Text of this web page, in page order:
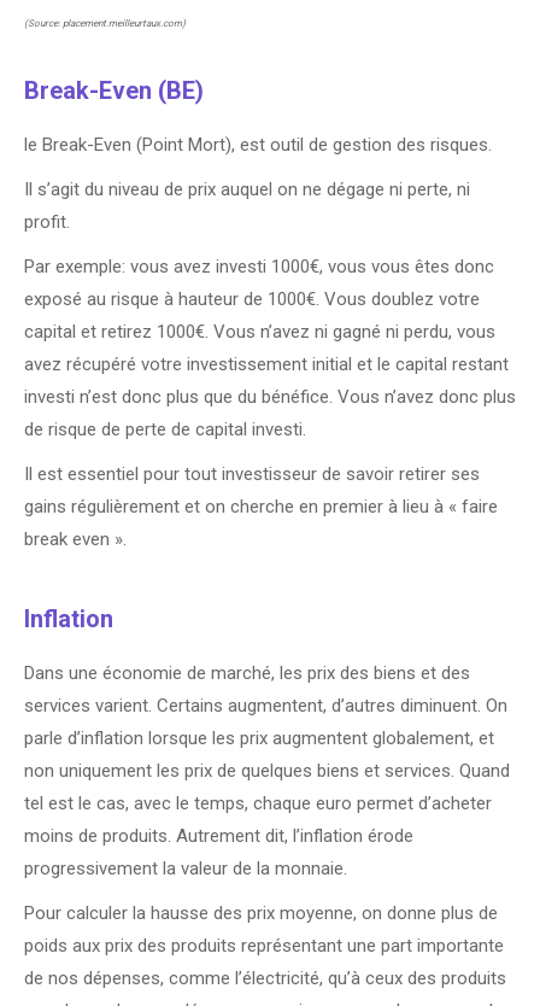
(Source: placement.meilleurtaux.com)
Break-Even (BE)
le Break-Even (Point Mort), est outil de gestion des risques.
Il s’agit du niveau de prix auquel on ne dégage ni perte, ni
profit.
Par exemple: vous avez investi 1000€, vous vous êtes donc
exposé au risque à hauteur de 1000€. Vous doublez votre
capital et retirez 1000€. Vous n’avez ni gagné ni perdu, vous
avez récupéré votre investissement initial et le capital restant
investi n’est donc plus que du bénéfice. Vous n’avez donc plus
de risque de perte de capital investi.
Il est essentiel pour tout investisseur de savoir retirer ses
gains régulièrement et on cherche en premier à lieu à « faire
break even ».
Inflation
Dans une économie de marché, les prix des biens et des
services varient. Certains augmentent, d’autres diminuent. On
parle d’inflation lorsque les prix augmentent globalement, et
non uniquement les prix de quelques biens et services. Quand
tel est le cas, avec le temps, chaque euro permet d’acheter
moins de produits. Autrement dit, l’inflation érode
progressivement la valeur de la monnaie.
Pour calculer la hausse des prix moyenne, on donne plus de
poids aux prix des produits représentant une part importante
de nos dépenses, comme l’électricité, qu’à ceux des produits